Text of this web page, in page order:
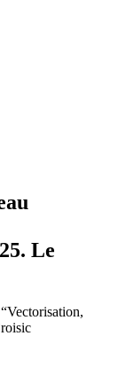
Le